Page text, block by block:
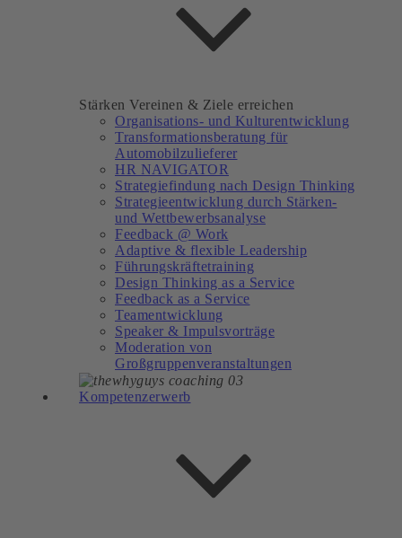
Stärken Vereinen & Ziele erreichen
Organisations- und Kulturentwicklung
Transformationsberatung für
Automobilzulieferer
HR NAVIGATOR
Strategiefindung nach Design Thinking
Strategieentwicklung durch Stärken-
und Wettbewerbsanalyse
Feedback @ Work
Adaptive & flexible Leadership
Führungskräftetraining
Design Thinking as a Service
Feedback as a Service
Teamentwicklung
Speaker & Impulsvorträge
Moderation von
Großgruppenveranstaltungen
Kompetenzerwerb